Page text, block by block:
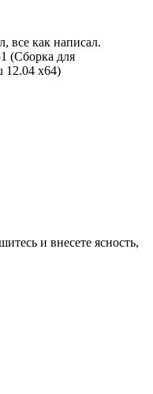
все как написал.
(Сборка для
12.04 x64)
и внесете ясность,